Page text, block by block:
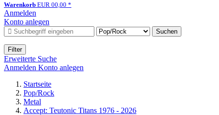
Warenkorb EUR 00,00 *
Anmelden
Konto anlegen
Suchen
Filter
Erweiterte Suche
Anmelden Konto anlegen
Startseite
Pop/Rock
Metal
Accept: Teutonic Titans 1976 - 2026